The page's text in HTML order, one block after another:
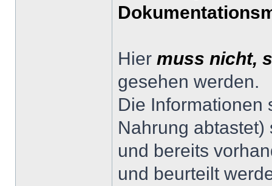
Hier muss nicht,
gesehen werden.
Die Informationen
Nahrung
und bereits
und beurteilt